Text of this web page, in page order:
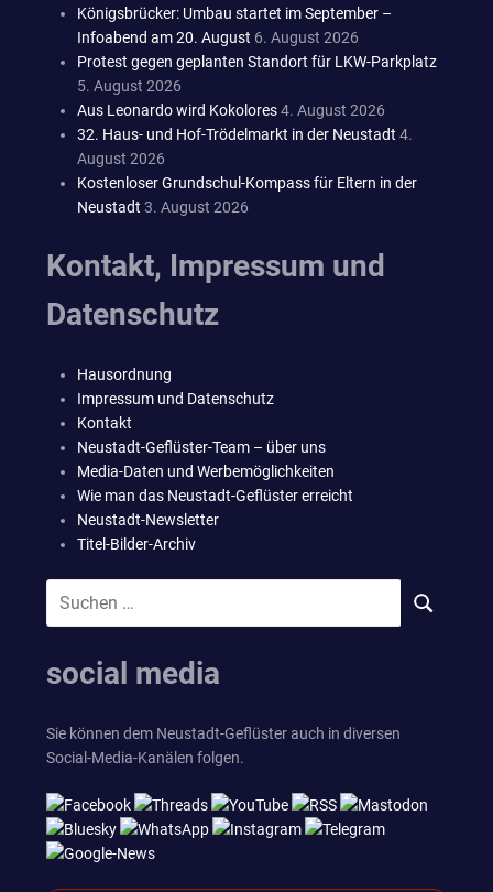
Königsbrücker: Umbau startet im September –
Infoabend am 20. August 6. August 2026
Protest gegen geplanten Standort für LKW-Parkplatz
5. August 2026
Aus Leonardo wird Kokolores4. August 2026
32. Haus- und Hof-Trödelmarkt in der Neustadt 4.
August 2026
Kostenloser Grundschul-Kompass für Eltern in der
Neustadt 3. August 2026
Kontakt, Impressum und
Datenschutz
Hausordnung
Impressum und Datenschutz
Kontakt
Neustadt-Geflüster-Team – über uns
Media-Daten und Werbemöglichkeiten
Wie man das Neustadt-Geflüster erreicht
Neustadt-Newsletter
Titel-Bilder-Archiv
SUCHEN
social media
Sie können dem Neustadt-Geflüster auch in diversen
Social-Media-Kanälen folgen.